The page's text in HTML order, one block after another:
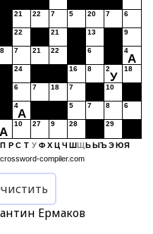
21 22 7 5 20 7 6
22 21 13 9
7 21 22 6 4
А
24 16 8 2
У
18
6 7 18 7 10
4
А
5 7 8 6
А
10 27 9 28 29
П Р С Т У Ф Х Ц Ч ШЩЬЫЪ ЭЮЯ
crossword-compiler.com
Ермаков